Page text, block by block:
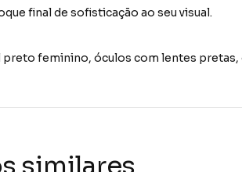
final de sofisticação ao seu visual.
feminino, óculos com lentes
similares